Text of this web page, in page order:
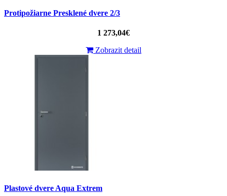
Protipožiarne Presklené dvere 2/3
1 273,04€
Zobrazit detail
Plastové dvere Aqua Extrem